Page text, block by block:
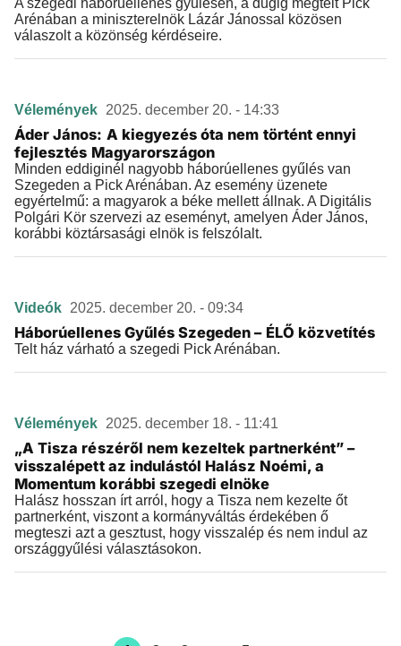
A szegedi háborúellenes gyűlésen, a dugig megtelt Pick
Arénában a miniszterelnök Lázár Jánossal közösen
válaszolt a közönség kérdéseire.
Vélemények 2025. december 20. - 14:33
Áder János: A kiegyezés óta nem történt ennyi
fejlesztés Magyarországon
Minden eddiginél nagyobb háborúellenes gyűlés van
Szegeden a Pick Arénában. Az esemény üzenete
egyértelmű: a magyarok a béke mellett állnak. A Digitális
Polgári Kör szervezi az eseményt, amelyen Áder János,
korábbi köztársasági elnök is felszólalt.
Videók 2025. december 20. - 09:34
Háborúellenes Gyűlés Szegeden – ÉLŐ közvetítés
Telt ház várható a szegedi Pick Arénában.
Vélemények 2025. december 18. - 11:41
„A Tisza részéről nem kezeltek partnerként” –
visszalépett az indulástól Halász Noémi, a
Momentum korábbi szegedi elnöke
Halász hosszan írt arról, hogy a Tisza nem kezelte őt
partnerként, viszont a kormányváltás érdekében ő
megteszi azt a gesztust, hogy visszalép és nem indul az
országgyűlési választásokon.